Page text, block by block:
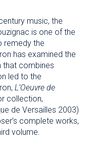
music, the
is one of the
remedy the
has examined the
that combines
led to the
L’Oeuvre de
collection,
de Versailles 2003)
complete works,
volume.